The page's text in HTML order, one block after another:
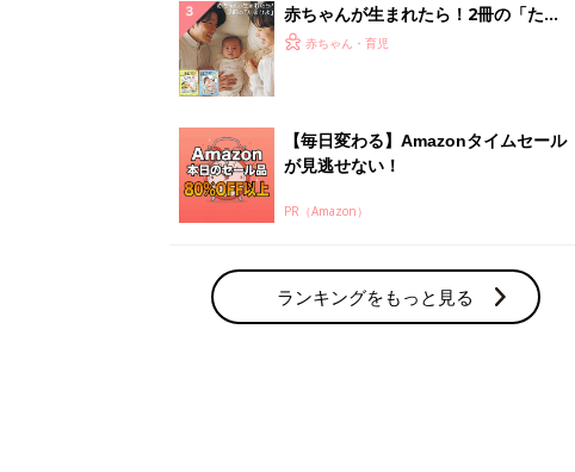
赤ちゃんが生まれたら！2冊の「たま
ひよ」
赤ちゃん・育児
【毎日変わる】Amazonタイムセール
が見逃せない！
PR（Amazon）
ランキングをもっと見る